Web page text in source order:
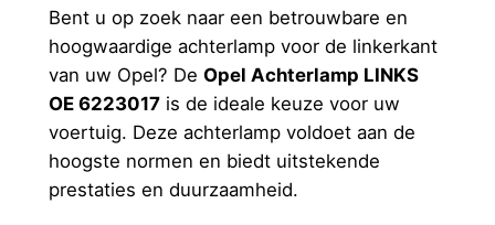
I
N
K
S
O
E
6
Bent u op zoek naar een betrouwbare en
hoogwaardige achterlamp voor de linkerkant
van uw Opel? De Opel Achterlamp LINKS
OE 6223017is de ideale keuze voor uw
voertuig. Deze achterlamp voldoet aan de
hoogste normen en biedt uitstekende
prestaties en duurzaamheid.